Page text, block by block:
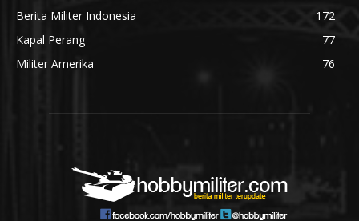
Berita Militer Indonesia
172
Kapal Perang
77
Militer Amerika
76